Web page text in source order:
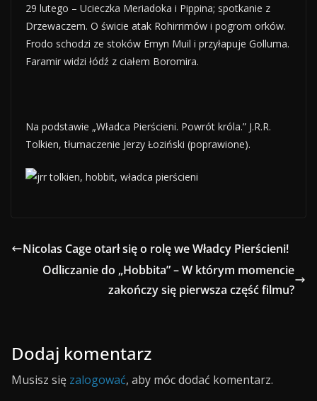
29 lutego – Ucieczka Meriadoka i Pippina; spotkanie z
Drzewaczem. O świcie atak Rohirrimów i pogrom orków.
Frodo schodzi ze stoków Emyn Muil i przyłapuje Golluma.
Faramir widzi łódź z ciałem Boromira.
Na podstawie „Władca Pierścieni. Powrót króla.” J.R.R.
Tolkien, tłumaczenie Jerzy Łoziński (poprawione).
Nicolas Cage otarł się o rolę we Władcy Pierścieni!
Odliczanie do „Hobbita” – W którym momencie
zakończy się pierwsza część filmu?
Dodaj komentarz
Musisz się zalogować, aby móc dodać komentarz.